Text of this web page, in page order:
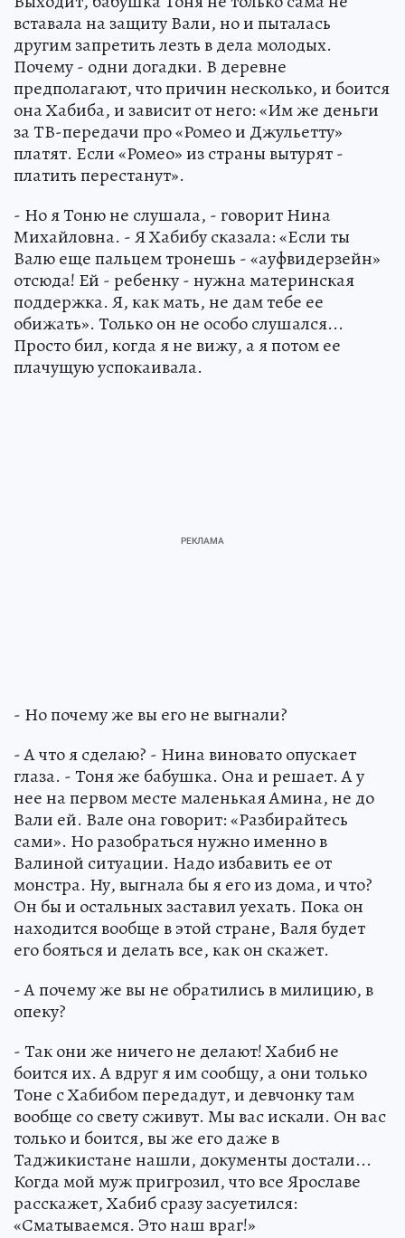
вставала на защиту Вали, но и пыталась
другим запретить лезть в дела молодых.
Почему - одни догадки. В деревне
предполагают, что причин несколько, и боится
она Хабиба, и зависит от него: «Им же деньги
за ТВ-передачи про «Ромео и Джульетту»
платят. Если «Ромео» из страны вытурят -
платить перестанут».
- Но я Тоню не слушала, - говорит Нина
Михайловна. - Я Хабибу сказала: «Если ты
Валю еще пальцем тронешь - «ауфвидерзейн»
отсюда! Ей - ребенку - нужна материнская
поддержка. Я, как мать, не дам тебе ее
обижать». Только он не особо слушался...
Просто бил, когда я не вижу, а я потом ее
плачущую успокаивала.
- Но почему же вы его не выгнали?
- А что я сделаю? - Нина виновато опускает
глаза. - Тоня же бабушка. Она и решает. А у
нее на первом месте маленькая Амина, не до
Вали ей. Вале она говорит: «Разбирайтесь
сами». Но разобраться нужно именно в
Валиной ситуации. Надо избавить ее от
монстра. Ну, выгнала бы я его из дома, и что?
Он бы и остальных заставил уехать. Пока он
находится вообще в этой стране, Валя будет
его бояться и делать все, как он скажет.
- А почему же вы не обратились в милицию, в
опеку?
- Так они же ничего не делают! Хабиб не
боится их. А вдруг я им сообщу, а они только
Тоне с Хабибом передадут, и девчонку там
вообще со свету сживут. Мы вас искали. Он вас
только и боится, вы же его даже в
Таджикистане нашли, документы достали...
Когда мой муж пригрозил, что все Ярославе
расскажет, Хабиб сразу засуетился:
«Сматываемся. Это наш враг!»